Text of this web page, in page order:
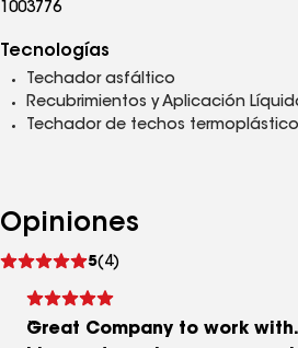
1003776
Tecnologías
Techador asfáltico
Recubrimientos y Aplicación
Techador de techos
Opiniones
5(4)
comentarios
Great Company to work